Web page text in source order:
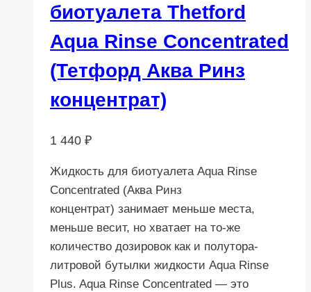
биотуалета Thetford
Aqua Rinse Concentrated
(Тетфорд Аква Ринз
концентрат)
1 440 ₽
Жидкость для биотуалета Aqua Rinse
Concentrated (Аква Ринз
концентрат) занимает меньше места,
меньше весит, но хватает на то-же
количество дозировок как и полутора-
литровой бутылки жидкости Aqua Rinse
Plus. Aqua Rinse Concentrated — это